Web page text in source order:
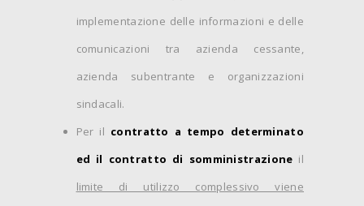
implementazione delle informazioni e delle
comunicazioni tra azienda cessante,
azienda subentrante e organizzazioni
sindacali.
Per il contratto a tempo determinato
ed il contratto di somministrazione il
limite di utilizzo complessivo viene